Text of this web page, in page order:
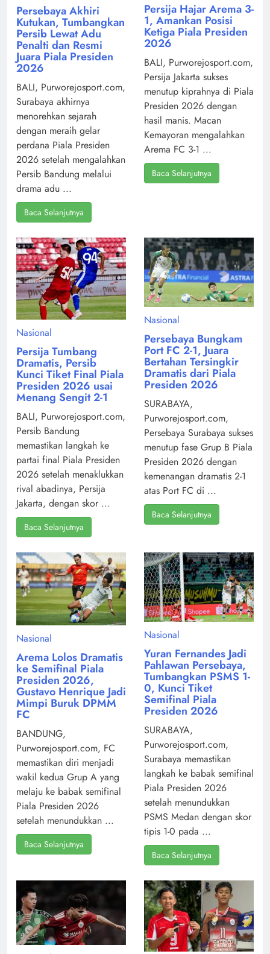
Persebaya Akhiri
Kutukan, Tumbangkan
Persib Lewat Adu
Penalti dan Resmi
Juara Piala Presiden
2026
BALI, Purworejosport.com,
Surabaya akhirnya
menorehkan sejarah
dengan meraih gelar
perdana Piala Presiden
2026 setelah mengalahkan
Persib Bandung melalui
drama adu ...
Baca Selanjutnya
Persija Hajar Arema 3-
1, Amankan Posisi
Ketiga Piala Presiden
2026
BALI, Purworejosport.com,
Persija Jakarta sukses
menutup kiprahnya di Piala
Presiden 2026 dengan
hasil manis. Macan
Kemayoran mengalahkan
Arema FC 3-1 ...
Baca Selanjutnya
Nasional
Persija Tumbang
Dramatis, Persib
Kunci Tiket Final Piala
Presiden 2026 usai
Menang Sengit 2-1
BALI, Purworejosport.com,
Persib Bandung
memastikan langkah ke
partai final Piala Presiden
2026 setelah menaklukkan
rival abadinya, Persija
Jakarta, dengan skor ...
Baca Selanjutnya
Nasional
Persebaya Bungkam
Port FC 2-1, Juara
Bertahan Tersingkir
Dramatis dari Piala
Presiden 2026
SURABAYA,
Purworejosport.com,
Persebaya Surabaya sukses
menutup fase Grup B Piala
Presiden 2026 dengan
kemenangan dramatis 2-1
atas Port FC di ...
Baca Selanjutnya
Nasional
Arema Lolos Dramatis
ke Semifinal Piala
Presiden 2026,
Gustavo Henrique Jadi
Mimpi Buruk DPMM
FC
BANDUNG,
Purworejosport.com, FC
memastikan diri menjadi
wakil kedua Grup A yang
melaju ke babak semifinal
Piala Presiden 2026
setelah menundukkan ...
Baca Selanjutnya
Nasional
Yuran Fernandes Jadi
Pahlawan Persebaya,
Tumbangkan PSMS 1-
0, Kunci Tiket
Semifinal Piala
Presiden 2026
SURABAYA,
Purworejosport.com,
Surabaya memastikan
langkah ke babak semifinal
Piala Presiden 2026
setelah menundukkan
PSMS Medan dengan skor
tipis 1-0 pada ...
Baca Selanjutnya